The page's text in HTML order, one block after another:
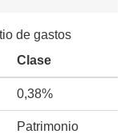
de gastos
Clase
0,38%
Patrimonio